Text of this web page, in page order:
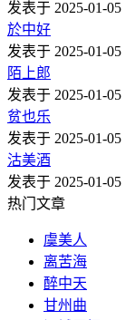
发表于 2025-01-05
於中好
发表于 2025-01-05
陌上郎
发表于 2025-01-05
贫也乐
发表于 2025-01-05
沽美酒
发表于 2025-01-05
热门文章
虞美人
离苦海
醉中天
甘州曲